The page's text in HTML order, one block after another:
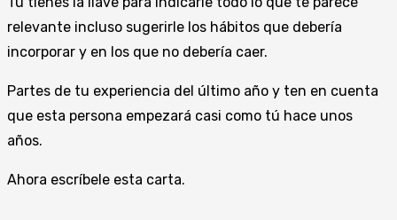
relevante incluso sugerirle los hábitos que debería
incorporar y en los que no debería caer.
Partes de tu experiencia del último año y ten en cuenta
que esta persona empezará casi como tú hace unos
años.
Ahora escríbele esta carta.